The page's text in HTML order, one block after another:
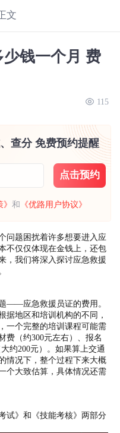
文
钱一个月 费
115
查分 免费预约提醒
点击预约
》和 《优路用户协议》
问题困扰着许多想要进入应
不仅仅体现在金钱上，还包
，我们将深入探讨应急救援
——应急救援员证的费用。
据地区和培训机构的不同，
一个完整的培训课程可能需
费（约300元左右）、报名
约200元）。如果算上交通
情况下，整个过程下来大概
个大致估算，具体情况还需
试》和《技能考核》两部分